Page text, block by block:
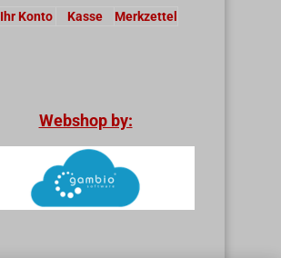
Ihr Konto Kasse Merkzettel
Webshop by: